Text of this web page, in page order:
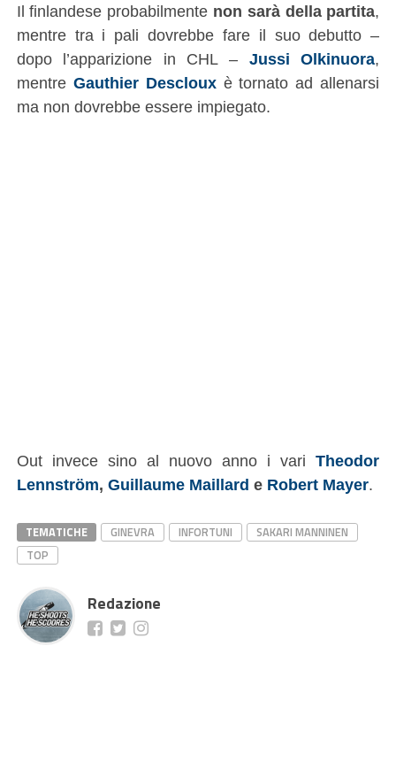
Il finlandese probabilmente non sarà della partita,
mentre tra i pali dovrebbe fare il suo debutto –
dopo l’apparizione in CHL – Jussi Olkinuora,
mentre Gauthier Desclouxè tornato ad allenarsi
ma non dovrebbe essere impiegato.
Out invece sino al nuovo anno i variTheodor
Lennström, Guillaume Maillard e Robert Mayer.
TEMATICHE GINEVRA INFORTUNI
SAKARI MANNINEN
TOP
Redazione